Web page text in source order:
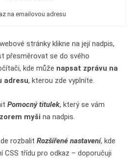
na emailovou adresu
stránky klikne na její nadpis,
přesměrovat se do svého
kde může napsat zprávu na
adresu, kterou zde vyplníte.
Pomocný titulek, který se vám
myši na nadpis.
rozbalit Rozšířené nastavení, kde
třídu pro odkaz – doporučuji